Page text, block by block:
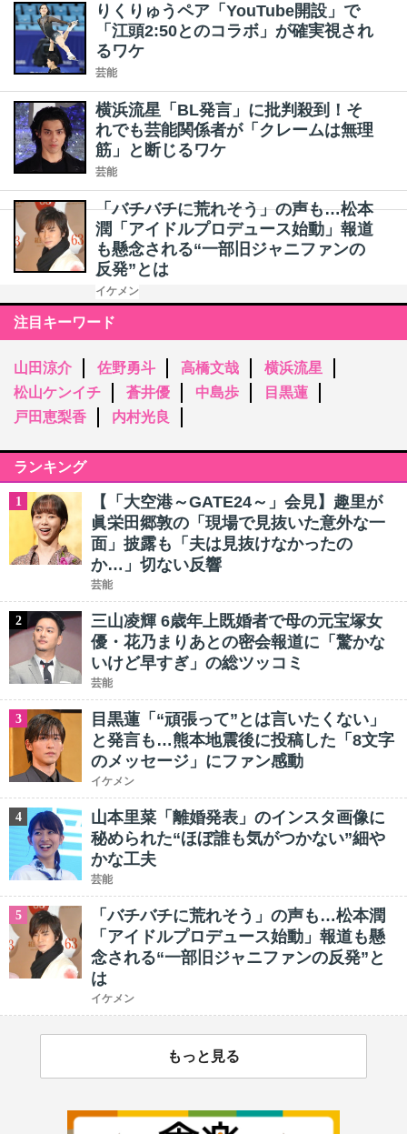
りくりゅうペア「YouTube開設」で
「江頭2:50とのコラボ」が確実視され
るワケ
芸能
横浜流星「BL発言」に批判殺到！そ
れでも芸能関係者が「クレームは無理
筋」と断じるワケ
芸能
「バチバチに荒れそう」の声も…松本
潤「アイドルプロデュース始動」報道
も懸念される“一部旧ジャニファンの
反発”とは
イケメン
注目キーワード
山田涼介 佐野勇斗 高橋文哉
横浜流星
松山ケンイチ
蒼井優 中島歩
目黒蓮
戸田恵梨香
内村光良
ランキング
1
【「大空港～GATE24～」会見】趣里が
眞栄田郷敦の「現場で見抜いた意外な一
面」披露も「夫は見抜けなかったの
か…」切ない反響
芸能
2
三山凌輝 6歳年上既婚者で母の元宝塚女
優・花乃まりあとの密会報道に「驚かな
いけど早すぎ」の総ツッコミ
芸能
3
目黒蓮「“頑張って”とは言いたくない」
と発言も…熊本地震後に投稿した「8文字
のメッセージ」にファン感動
イケメン
4
山本里菜「離婚発表」のインスタ画像に
秘められた“ほぼ誰も気がつかない”細や
かな工夫
芸能
5
「バチバチに荒れそう」の声も…松本潤
「アイドルプロデュース始動」報道も懸
念される“一部旧ジャニファンの反発”と
は
イケメン
もっと見る